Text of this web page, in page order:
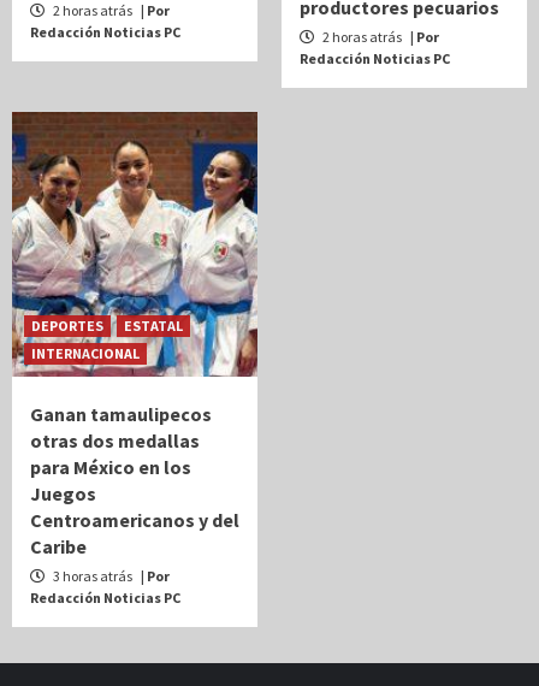
2 horas atrás | Por
Redacción Noticias PC
productores pecuarios
2 horas atrás | Por
Redacción Noticias PC
DEPORTES
ESTATAL
INTERNACIONAL
Ganan tamaulipecos
otras dos medallas
para México en los
Juegos
Centroamericanos y del
Caribe
3 horas atrás | Por
Redacción Noticias PC